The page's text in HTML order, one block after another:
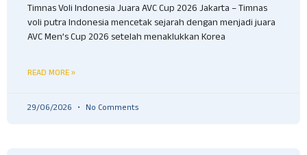
Timnas Voli Indonesia Juara AVC Cup 2026 Jakarta – Timnas
voli putra Indonesia mencetak sejarah dengan menjadi juara
AVC Men’s Cup 2026 setelah menaklukkan Korea
READ MORE »
29/06/2026 No Comments